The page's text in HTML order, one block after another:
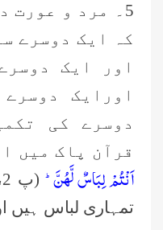
5۔ مرد و عورت
کہ ایک دوسرے
اور ایک
اورایک
دوسرے کی
قرآن پاک میں
اَنْتُمْ لِبَاسٌ لَّهُنَّؕ-
تمہاری لباس ہیں